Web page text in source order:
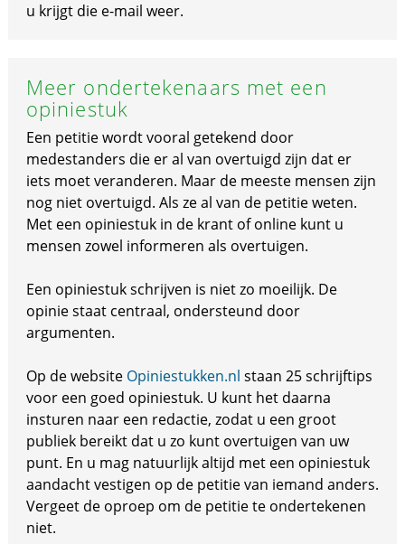
u krijgt die e-mail weer.
Meer ondertekenaars met een
opiniestuk
Een petitie wordt vooral getekend door
medestanders die er al van overtuigd zijn dat er
iets moet veranderen. Maar de meeste mensen zijn
nog niet overtuigd. Als ze al van de petitie weten.
Met een opiniestuk in de krant of online kunt u
mensen zowel informeren als overtuigen.
Een opiniestuk schrijven is niet zo moeilijk. De
opinie staat centraal, ondersteund door
argumenten.
Op de website Opiniestukken.nl staan 25 schrijftips
voor een goed opiniestuk. U kunt het daarna
insturen naar een redactie, zodat u een groot
publiek bereikt dat u zo kunt overtuigen van uw
punt. En u mag natuurlijk altijd met een opiniestuk
aandacht vestigen op de petitie van iemand anders.
Vergeet de oproep om de petitie te ondertekenen
niet.